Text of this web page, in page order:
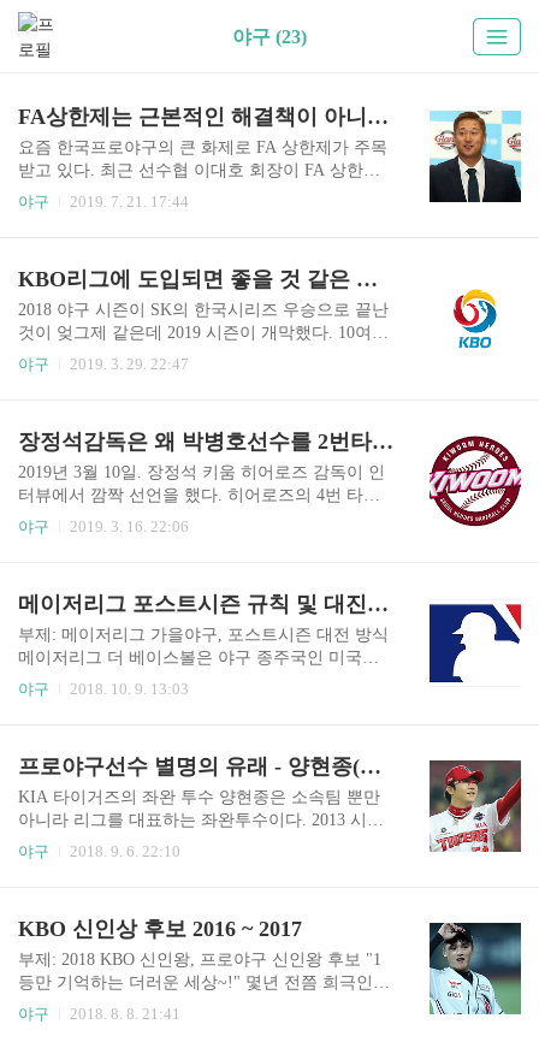
야구 (23)
FA상한제는 근본적인 해결책이 아니다.
요즘 한국프로야구의 큰 화제로 FA 상한제가 주목
받고 있다. 최근 선수협 이대호 회장이 FA 상한제
에 대해 결정된 바가 없다는 의견을 밝혀 더욱 화제
었다. FA상한제와 FA 제도 개선안 FA 상한제는 20
18년에 KBO가 제안한 FA 제도 개선안의 일부분이
다. FA 제도 개선안은 다음과 같다. 1. FA 계약 4년
총액 80억으로 제한. 2. FA 취득 기간 1년 단축 3. F
A 등급제 적용 FA 취득 기간 1년 단축과 FA 등급제
의 경우 7년이 소..
야구 2019. 7. 21. 17:44
KBO리그에 도입되면 좋을 것 같은 제도들
2018 야구 시즌이 SK의 한국시리즈 우승으로 끝난
것이 엊그제 같은데 2019 시즌이 개막했다. 10여년
전에는 현대 유니콘스의 해체로 KBO리그 야구팀
의 사례를 참고해보면 KBO는 아직 부족한 점이 있
는 것 같다. 이번 포스팅에서는 한명의 야구팬으로
써 KBO리그에 도입되면 좋을 제도에 대해 다룬다.
1. FA 등급제 현재 KBO리그에서 FA 자격을 취득하
려면 고졸선수의 경우 서비스타임(1군등록 145일
한이 MLB(6년)보다 긴 것도 문제지만,..
야구 2019. 3. 29. 22:47
장정석감독은 왜 박병호선수를 2번타자로 기용할까?
2019년 3월 10일. 장정석 키움 히어로즈 감독이 인
터뷰에서 깜짝 선언을 했다. 히어로즈의 4번 타자
박병호 선수를 이번 시즌 2번 타자로 기용한다는
이유를 다뤄본다. 1. 처음이 아니다. 장정석 감독이
강한 2번 타자를 추구한 것은 처음이 아니다. 2018
시즌이 시작할 때 히어로즈의 2번 타자는 외국인
선수인 마이클 초이스였다. 2017 시즌 말 대체 용병
으로 들어와서 대활약한 타자였는데 2번에 배치된
강한 2번 타자인가? 2번 타순에 가장 강한 타자를..
야구 2019. 3. 16. 22:06
메이저리그 포스트시즌 규칙 및 대진 방식
부제: 메이저리그 가을야구, 포스트시즌 대전 방식
메이저리그 더 베이스볼은 야구 종주국인 미국의
프로야구 리그이다. 무려 30개팀이 2개의 리그에
재응, 최희섭 등 부터 추신수, 류현진, 강정호까지..
내로라하는 선수들이 거쳐갔다. 그리고 며칠전 류
현진 선수가 디비전시리즈에서 크게 활약하면서,
팬들이 메이저리그 포스트시즌에 관심을 많이 가
졌을 것이다. 그런데 메이저리그(앞으로는 '더 베이
그 구성 메이저리그의 포스트시즌 규칙을 다루기
전에 먼저 리그가 어떤 방식..
야구 2018. 10. 9. 13:03
프로야구선수 별명의 유래 - 양현종(안쪼, 대투수)
KIA 타이거즈의 좌완 투수 양현종은 소속팀 뿐만
아니라 리그를 대표하는 좌완투수이다. 2013 시즌
이후로는 줄곧 리그 최고의 활약을 했다. FA 권한
선수의 별명의 유래에 대해 간략히 소개한다. 1. 안
쪼 '안경 쪼다'의 줄임말이다. "쪼다"라는 단어에서
알 수 있듯 양현종을 까는 별명인데, 몇년에 걸쳐서
꾸준히 쓰이다보니 KIA 타이거즈 팬들 사이에서
일종의 대명사처럼 쓰인다. 안쪼의 유래는 2009년
야구 2018. 9. 6. 22:10
KBO 신인상 후보 2016 ~ 2017
부제: 2018 KBO 신인왕, 프로야구 신인왕 후보 "1
등만 기억하는 더러운 세상~!" 몇년 전쯤 희극인
박성광이 개그콘서트의 한 코너에서 밀던 유행어
야구 2018. 8. 8. 21:41